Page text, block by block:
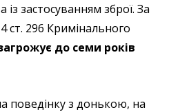
із застосуванням зброї. За
ст. 296 Кримінального
до семи років
поведінку з донькою, на